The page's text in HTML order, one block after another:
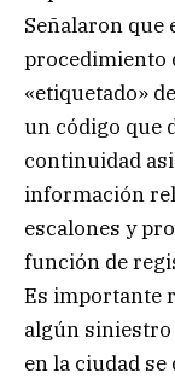
Señalaron que
procedimiento
«etiquetado»
un código que
continuidad
información
escalones y
función de
Es importante
algún
en la ciudad